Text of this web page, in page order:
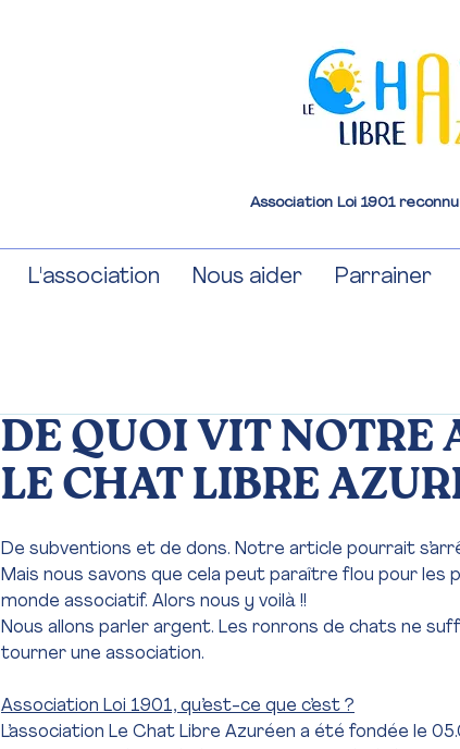
Association Loi 1901
L'association Nous aider Parrainer
DE QUOI VIT NOTRE
LE CHAT LIBRE
De subventions et de dons. Notre article pourrait
Mais nous savons que cela peut paraître flou pour les
monde associatif. Alors nous y voilà !!
Nous allons parler argent. Les ronrons de chats ne
tourner une association.
Association Loi 1901, qu’est-ce que c’est ?
L’association Le Chat Libre Azuréen a été fondée le